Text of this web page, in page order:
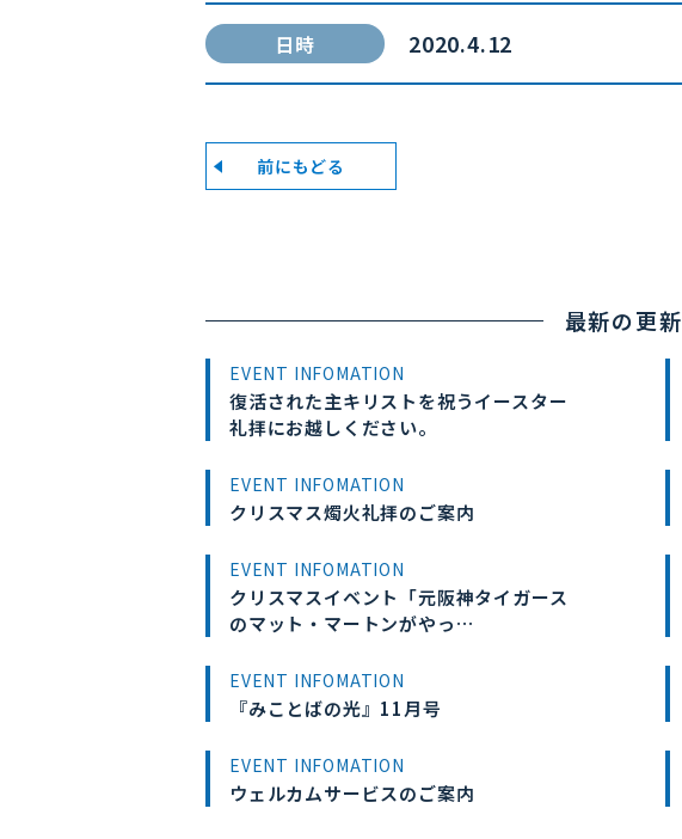
日時 2020.4.12
前にもどる
最新の更新
EVENT INFOMATION
復活された主キリストを祝うイースター
礼拝にお越しください。
EVENT INFOMATION
クリスマス燭火礼拝のご案内
EVENT INFOMATION
クリスマスイベント「元阪神タイガース
のマット・マートンがやっ…
EVENT INFOMATION
『みことばの光』11月号
EVENT INFOMATION
ウェルカムサービスのご案内